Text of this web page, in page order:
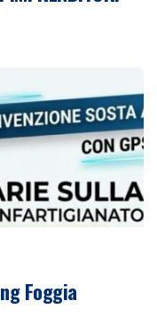
Foggia